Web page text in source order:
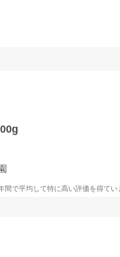
で平均して特に高い評価を得てい